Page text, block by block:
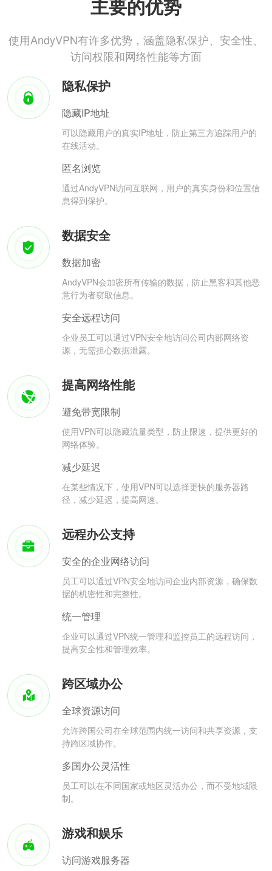
主要的优势
使用AndyVPN有许多优势，涵盖隐私保护、安全性、
访问权限和网络性能等方面
隐私保护
隐藏IP地址
可以隐藏用户的真实IP地址，防止第三方追踪用户的
在线活动。
匿名浏览
通过AndyVPN访问互联网，用户的真实身份和位置信
息得到保护。
数据安全
数据加密
AndyVPN会加密所有传输的数据，防止黑客和其他恶
意行为者窃取信息。
安全远程访问
企业员工可以通过VPN安全地访问公司内部网络资
源，无需担心数据泄露。
提高网络性能
避免带宽限制
使用VPN可以隐藏流量类型，防止限速，提供更好的
网络体验。
减少延迟
在某些情况下，使用VPN可以选择更快的服务器路
径，减少延迟，提高网速。
远程办公支持
安全的企业网络访问
员工可以通过VPN安全地访问企业内部资源，确保数
据的机密性和完整性。
统一管理
企业可以通过VPN统一管理和监控员工的远程访问，
提高安全性和管理效率。
跨区域办公
全球资源访问
允许跨国公司在全球范围内统一访问和共享资源，支
持跨区域协作。
多国办公灵活性
员工可以在不同国家或地区灵活办公，而不受地域限
制。
游戏和娱乐
访问游戏服务器